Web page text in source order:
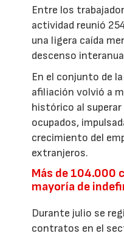
Entre los
actividad reunió
una ligera caída
descenso
En el conjunto de
afiliación volvió a
histórico al
ocupados,
crecimiento del
extranjeros.
Más de 104.000
mayoría de
Durante julio se
contratos en el